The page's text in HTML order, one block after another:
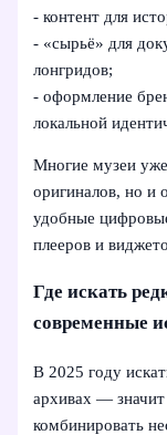
- контент для
- «сырьё» для
лонгридов;
- оформление
локальной
Многие музеи
оригиналов, но и
удобные
плееров и
Где искать
современные
В 2025 году
архивах — значит
комбинировать